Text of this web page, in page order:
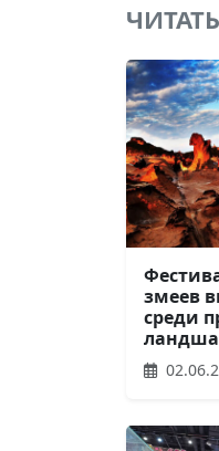
змеев
среди